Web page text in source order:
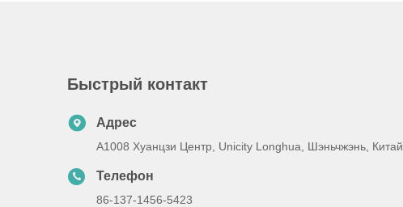
Быстрый контакт
Адрес
A1008 Хуанцзи Центр, Unicity Longhua, Шэньчжэнь, Китай.
Телефон
86-137-1456-5423